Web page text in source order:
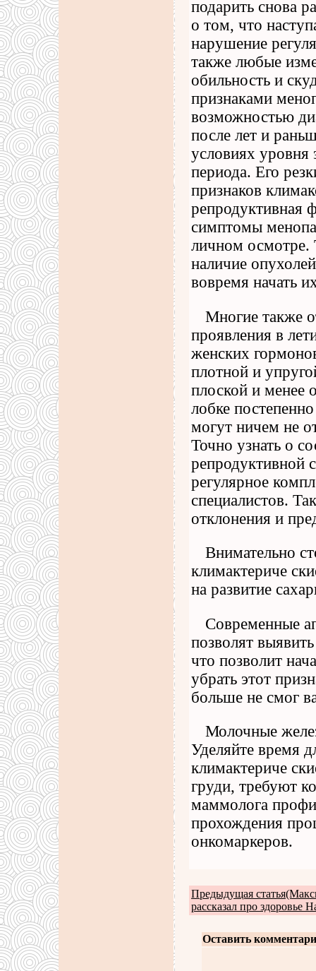
подарить снова
о том, что
нарушение
также любые
обильность и
признаками
возможностью
после лет и
условиях уровня
периода. Его
признаков
репродуктивная
симптомы
личном осмотре.
наличие
вовремя начать
Многие также
проявления в
женских
плотной и
плоской и менее
лобке
могут ничем не
Точно узнать о
репродуктивной
регулярное
специалистов.
отклонения и
Внимательно
климактериче
на развитие
Современные
позволят
что позволит
убрать этот
больше не смог
Молочные
Уделяйте время
климактериче
груди, требуют
маммолога
прохождения
онкомаркеров.
Предыдущая
рассказал про здоровье
Оставить